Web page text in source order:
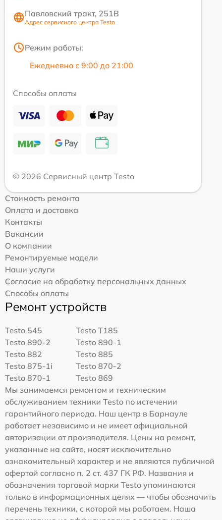
Павловский тракт, 251В
Адрес сервисного центра Testo
Режим работы:
Ежедневно с 9:00 до 21:00
Способы оплаты
© 2026 Сервисный центр Testo
Стоимость ремонта
Оплата и доставка
Контакты
Вакансии
О компании
Ремонтируемые модели
Наши услуги
Согласие на обработку персональных данных
Способы оплаты
Ремонт устройств
Testo 545
Testo T185
Testo 890-2
Testo 890-1
Testo 882
Testo 885
Testo 875-1i
Testo 870-2
Testo 870-1
Testo 869
Мы занимаемся ремонтом и техническим
обслуживанием техники Testo по истечении
гарантийного периода. Наш центр в Барнауле
работает независимо и не имеет официальной
авторизации от производителя. Цены на ремонт,
указанные на сайте, носят исключительно
ознакомительный характер и не являются публичной
офертой согласно п. 2 ст. 437 ГК РФ. Названия и
обозначения торговой марки Testo упоминаются
только в информационных целях — чтобы обозначить
перечень техники, с которой мы работаем. Наша